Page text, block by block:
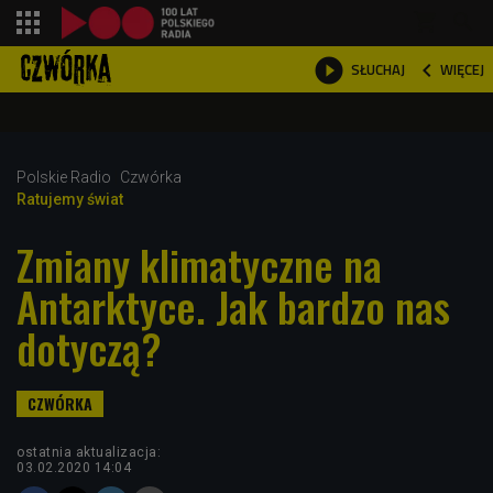
 SŁUCHAJ  WIĘCEJ

Polskie Radio
Czwórka
Ratujemy świat
Zmiany klimatyczne na
Antarktyce. Jak bardzo nas
dotyczą?
ostatnia aktualizacja:
03.02.2020 14:04